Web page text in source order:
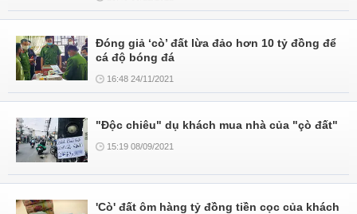
Đóng giả ‘cò’ đất lừa đảo hơn 10 tỷ đồng để
cá độ bóng đá
16:48 24/11/2021
"Độc chiêu" dụ khách mua nhà của "çò đất"
15:19 08/09/2021
'Cò' đất ôm hàng tỷ đồng tiền cọc của khách